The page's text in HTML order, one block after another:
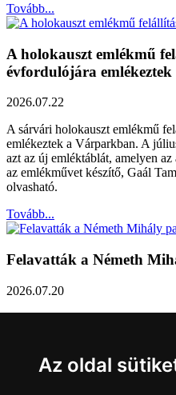
Az oldal
Tovább...
A holokauszt emlékmű
évfordulójára emlékeztek
2026.07.22
A sárvári holokauszt emlékmű
emlékeztek a Várparkban. A
azt az új emléktáblát, amelyen
az emlékművet készítő, Gaál
olvasható.
Tovább...
Felavatták a Németh
2026.07.20